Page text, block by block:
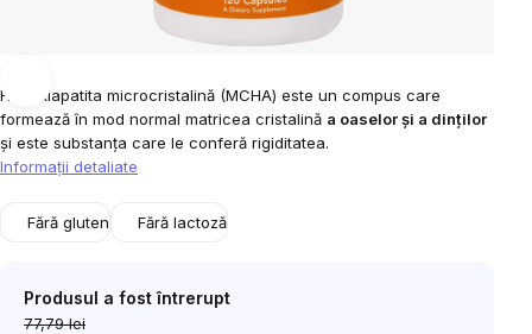
Hidroxiapatita microcristalină (MCHA) este un compus care
formează în mod normal matricea cristalină a oaselor și a dinților
și este substanța care le conferă rigiditatea.
Informaţii detaliate
Fără gluten Fără lactoză
Produsul a fost întrerupt
77,79 lei